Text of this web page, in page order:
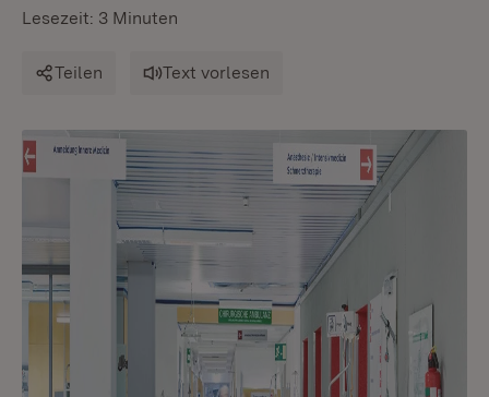
Lesezeit: 3 Minuten
Teilen Text vorlesen